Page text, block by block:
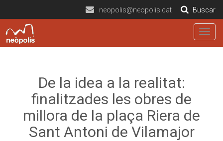
neopolis@neopolis.cat Buscar
De la idea a la realitat:
finalitzades les obres de
millora de la plaça Riera de
Sant Antoni de Vilamajor